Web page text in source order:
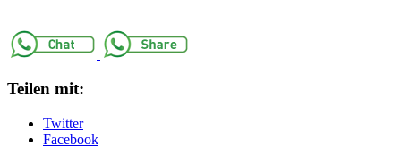
Teilen mit:
Twitter
Facebook